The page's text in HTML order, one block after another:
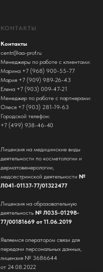
КОНТАКТЫ
Контакты
centr@aa-prof.ru
Менеджеры по работе с клиентами:
Марина +7 (968) 900-55-77
Мария +7 (909) 989-26-43
Елена +7 (903) 009-47-21
Менеджер по работе с партнерами:
Олеся +7 (903) 281-19-63
Городской телефон:
+7 (499) 938-46-40
Лицензия на медицинские виды
деятельности по косметологии и
дерматовенерологии,
медсестринской деятельности №
Л041-01137-77/01322477
Лицензия на образовательную
деятельность № Л035-01298-
77/00181669 от 11.06.2019
Являемся оператором связи для
передачи персональных данных,
лицензия № 3686644
от 24.08.2022